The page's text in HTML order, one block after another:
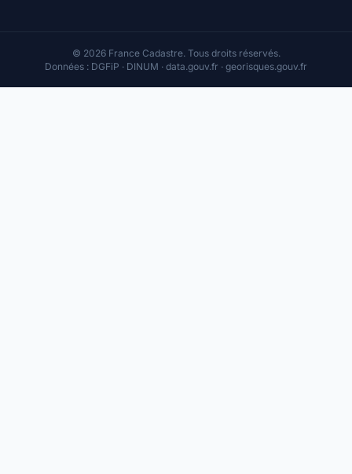
© 2026 France Cadastre. Tous droits réservés.
Données : DGFiP · DINUM · data.gouv.fr · georisques.gouv.fr